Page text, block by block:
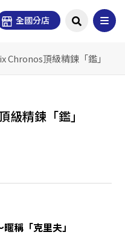
全國分店
Chronos頂級精鍊「鑑」
精鍊「鑑」
稱「克里夫」